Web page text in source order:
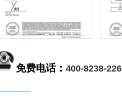
免费电话： 400-8238-226